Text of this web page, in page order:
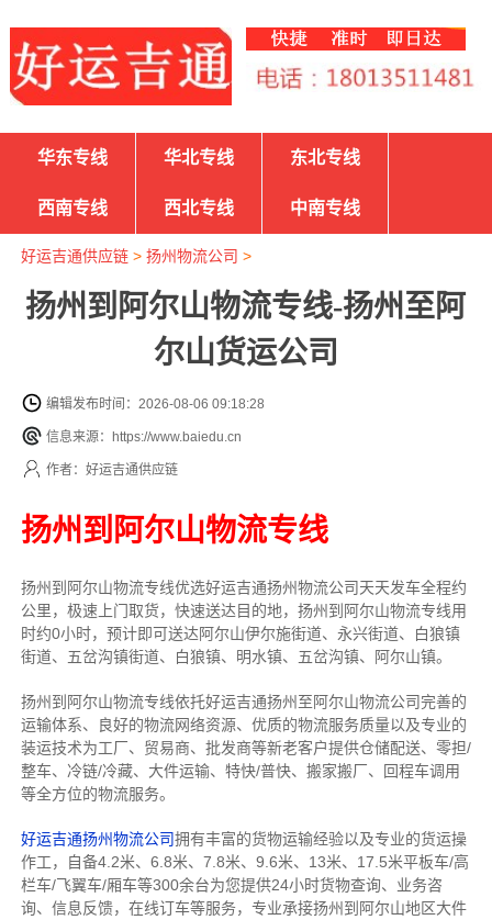
华东专线 华北专线 东北专线
西南专线 西北专线 中南专线
好运吉通供应链> 扬州物流公司 >
扬州到阿尔山物流专线-扬州至阿
尔山货运公司
编辑发布时间：2026-08-06 09:18:28
信息来源：https://www.baiedu.cn
作者：好运吉通供应链
扬州到阿尔山物流专线
扬州到阿尔山物流专线优选好运吉通扬州物流公司天天发车全程约
公里， 极速上门取货，快速送达目的地，扬州到阿尔山物流专线用
时约0小时，预计即可送达阿尔山伊尔施街道、永兴街道、白狼镇
街道、五岔沟镇街道、白狼镇、明水镇、五岔沟镇、阿尔山镇。
扬州到阿尔山物流专线依托好运吉通扬州至阿尔山物流公司完善的
运输体系、良好的物流网络资源、优质的物流服务质量以及专业的
装运技术为工厂、贸易商、批发商等新老客户提供仓储配送、零担/
整车、冷链/冷藏、大件运输、特快/普快、搬家搬厂、回程车调用
等全方位的物流服务。
好运吉通扬州物流公司拥有丰富的货物运输经验以及专业的货运操
作工，自备4.2米、6.8米、7.8米、9.6米、13米、17.5米平板车/高
栏车/飞翼车/厢车等300余台为您提供24小时货物查询、业务咨
询、信息反馈，在线订车等服务， 专业承接扬州到阿尔山地区大件